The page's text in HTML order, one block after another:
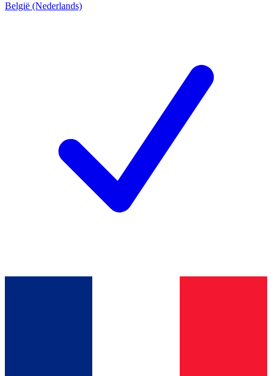
België (Nederlands)